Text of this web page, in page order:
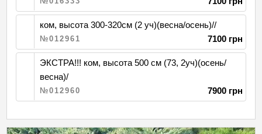
ком, высота 300-320см (2 уч)(весна/осень)//
№012961 7100 грн
ЭКСТРА!!! ком, высота 500 см (73, 2уч)(осень/
весна)/
№012960 7900 грн